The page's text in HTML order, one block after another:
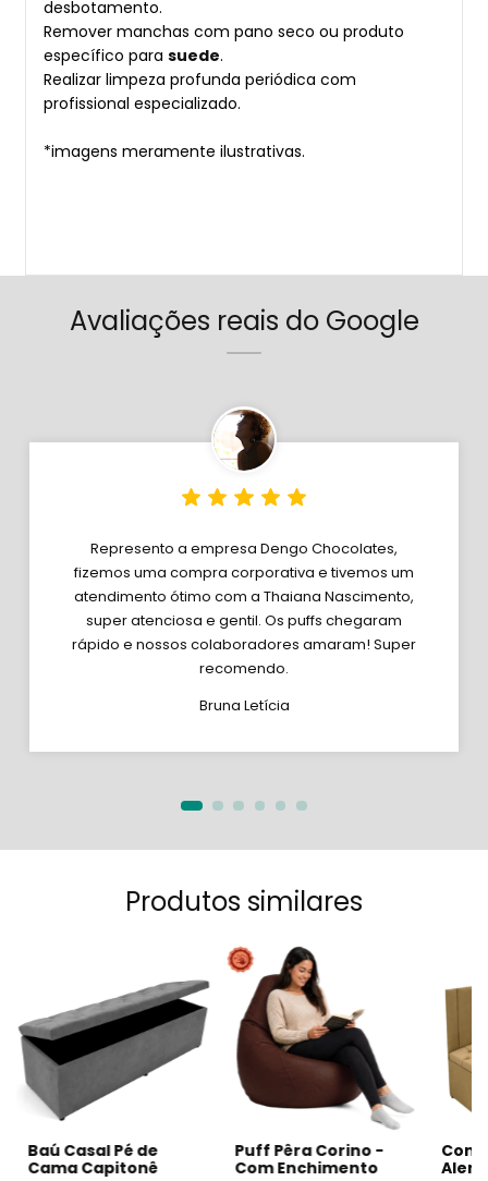
desbotamento.
Remover manchas com pano seco ou produto
específico para suede.
Realizar limpeza profunda periódica com
profissional especializado.
*imagens meramente ilustrativas.
Avaliações reais do Google
Represento a empresa Dengo Chocolates,
fizemos uma compra corporativa e tivemos um
atendimento ótimo com a Thaiana Nascimento,
super atenciosa e gentil. Os puffs chegaram
rápido e nossos colaboradores amaram! Super
recomendo.
Bruna Letícia
Produtos similares
Baú Casal Pé de
Cama Capitonê
Puff Pêra Corino -
Com Enchimento